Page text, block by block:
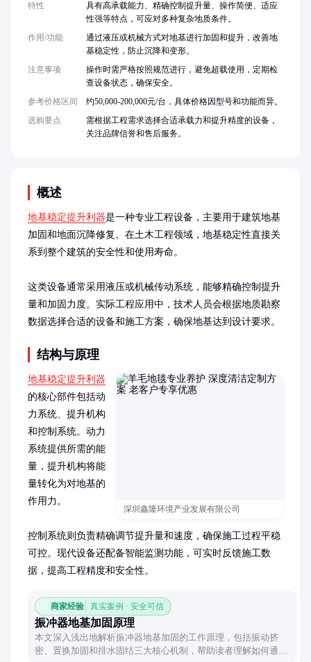
概述
地基稳定提升利器是一种专业工程设备，主要用于建筑地基
加固和地面沉降修复。在土木工程领域，地基稳定性直接关
系到整个建筑的安全性和使用寿命。
这类设备通常采用液压或机械传动系统，能够精确控制提升
量和加固力度。实际工程应用中，技术人员会根据地质勘察
数据选择合适的设备和施工方案，确保地基达到设计要求。
结构与原理
深圳鑫隆环境产业发展有限公司
地基稳定提升利器
的核心部件包括动
力系统、提升机构
和控制系统。动力
系统提供所需的能
量，提升机构将能
量转化为对地基的
作用力。
控制系统则负责精确调节提升量和速度，确保施工过程平稳
可控。现代设备还配备智能监测功能，可实时反馈施工数
据，提高工程精度和安全性。
商家经验 真实案例 · 安全可信
振冲器地基加固原理
本文深入浅出地解析振冲器地基加固的工作原理，包括振动挤
密、置换加固和排水固结三大核心机制，帮助读者理解如何通过
特性
具有高承载能力、精确控制提升量、操作简便、适应
性强等特点，可应对多种复杂地质条件。
作用/功能
通过液压或机械方式对地基进行加固和提升，改善地
基稳定性，防止沉降和变形。
注意事项
操作时需严格按照规范进行，避免超载使用，定期检
查设备状态，确保安全。
参考价格区间
约50,000-200,000元/台，具体价格因型号和功能而异。
选购要点
需根据工程需求选择合适承载力和提升精度的设备，
关注品牌信誉和售后服务。